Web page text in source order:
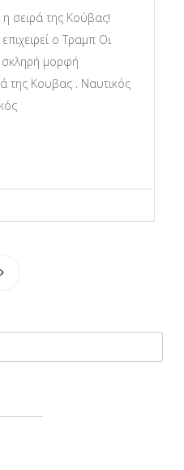
σειρά της Κούβας!
ο Τραμπ Οι
μορφή
της Κουβας . Ναυτικός